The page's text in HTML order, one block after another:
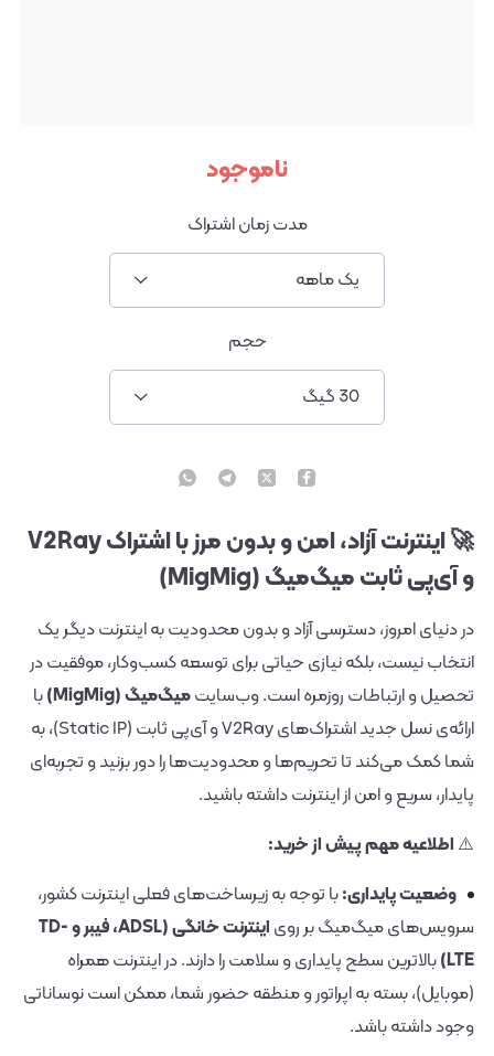
ناموجود
مدت زمان اشتراک
یک ماهه
حجم
30 گیگ
🚀 اینترنت آزاد، امن و بدون مرز با اشتراک V2Ray
و آی‌پی ثابت میگ‌میگ (MigMig)
در دنیای امروز، دسترسی آزاد و بدون محدودیت به اینترنت دیگر یک
انتخاب نیست، بلکه نیازی حیاتی برای توسعه کسب‌وکار، موفقیت در
تحصیل و ارتباطات روزمره است. وب‌سایتمیگ‌میگ (MigMig)
با
ارائه‌ی نسل جدید اشتراک‌های V2Ray و آی‌پی ثابت (Static IP)، به
شما کمک می‌کند تا تحریم‌ها و محدودیت‌ها را دور بزنید و تجربه‌ای
پایدار، سریع و امن از اینترنت داشته باشید.
⚠️ اطلاعیه مهم پیش از خرید:
وضعیت پایداری:با توجه به زیرساخت‌های فعلی اینترنت کشور،
سرویس‌های میگ‌میگ بر روی
اینترنت خانگی (ADSL، فیبر و TD-
LTE) بالاترین سطح پایداری و سلامت را دارند. در اینترنت همراه
(موبایل)، بسته به اپراتور و منطقه حضور شما، ممکن است نوساناتی
وجود داشته باشد.